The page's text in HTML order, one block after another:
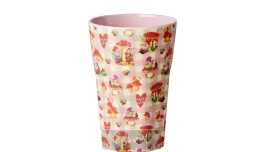
quickshop